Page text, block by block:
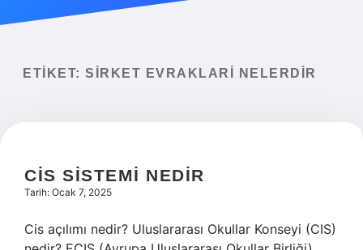
Yasal Uyarı
ETIKET: SIRKET EVRAKLARI NELERDIR
CIS SISTEMI NEDIR
Tarih: Ocak 7, 2025
Cis açılımı nedir? Uluslararası Okullar Konseyi (CIS)